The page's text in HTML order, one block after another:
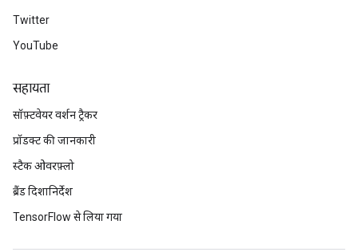
Twitter
YouTube
सहायता
सॉफ़्टवेयर वर्शन ट्रैकर
प्रॉडक्ट की जानकारी
स्टैक ओवरफ़्लो
ब्रैंड दिशानिर्देश
TensorFlow से लिया गया